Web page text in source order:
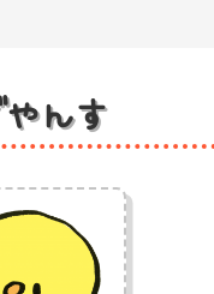
んす